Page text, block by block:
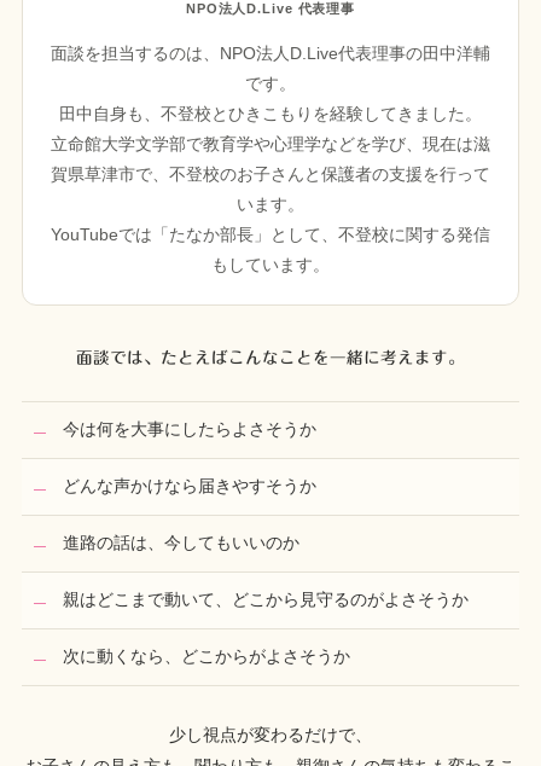
NPO法人D.Live 代表理事
面談を担当するのは、NPO法人D.Live代表理事の田中洋輔
です。
田中自身も、不登校とひきこもりを経験してきました。
立命館大学文学部で教育学や心理学などを学び、現在は滋
賀県草津市で、不登校のお子さんと保護者の支援を行って
います。
YouTubeでは「たなか部長」として、不登校に関する発信
もしています。
面談では、たとえばこんなことを一緒に考えます。
今は何を大事にしたらよさそうか
どんな声かけなら届きやすそうか
進路の話は、今してもいいのか
親はどこまで動いて、どこから見守るのがよさそうか
次に動くなら、どこからがよさそうか
少し視点が変わるだけで、